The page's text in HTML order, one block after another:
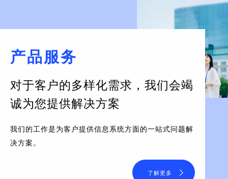
产品服务
对于客户的多样化需求， 我们会竭
诚为您提供解决方案
我们的工作是为客户提供信息系统方面的一站式问题解
决方案。
了解更多